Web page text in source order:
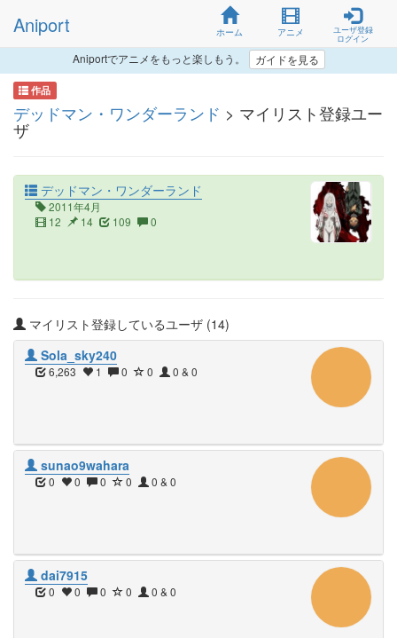
Aniport ホーム アニメ
ユーザ登録
ログイン
Aniportでアニメをもっと楽しもう。 ガイドを見る
作品
デッドマン・ワンダーランド > マイリスト登録ユー
ザ
デッドマン・ワンダーランド
2011年4月
12
14 109 0
マイリスト登録しているユーザ (14)
Sola_sky240
6,263 1 0 0 0 & 0
sunao9wahara
0 0 0 0 0 & 0
dai7915
0 0 0 0 0 & 0